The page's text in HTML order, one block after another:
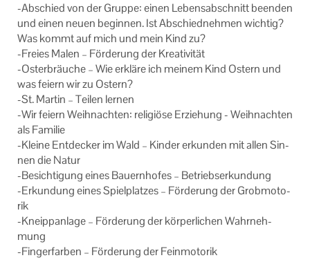
-​Abschied von der Grup­pe: einen Le­bens­ab­schnitt be­en­den
und einen neuen be­gin­nen. Ist Ab­schied­neh­men wich­tig?
Was kommt auf mich und mein Kind zu?
-​Freies Malen – För­de­rung der Krea­ti­vi­tät
-​Osterbräuche – Wie er­klä­re ich mei­nem Kind Os­tern und
was fei­ern wir zu Os­tern?
-St. Mar­tin – Tei­len ler­nen
-Wir fei­ern Weih­nach­ten: re­li­giö­se Er­zie­hung - Weih­nach­ten
als Fa­mi­lie
-​Kleine Ent­de­cker im Wald – Kin­der er­kun­den mit allen Sin­
nen die Natur
-​Besichtigung eines Bau­ern­ho­fes – Be­triebs­er­kun­dung
-​Erkundung eines Spiel­plat­zes – För­de­rung der Grob­mo­to­
rik
-​Kneippanlage – För­de­rung der kör­per­li­chen Wahr­neh­
mung
-​Fingerfarben – För­de­rung der Fein­mo­to­rik